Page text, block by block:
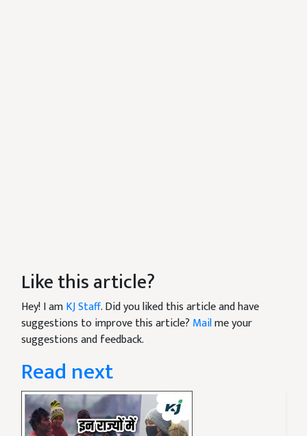
Like this article?
Hey! I amKJ Staff. Did you liked this article and have
suggestions to improve this article? Mailme your
suggestions and feedback.
Read next